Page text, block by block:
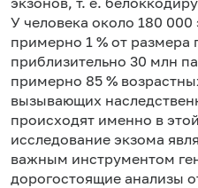
У человека около 180 000
примерно 1 % от размера
приблизительно 30 млн
примерно 85 %
вызывающих
происходят именно в
исследование экзома
важным инструментом
дорогостоящие анализы